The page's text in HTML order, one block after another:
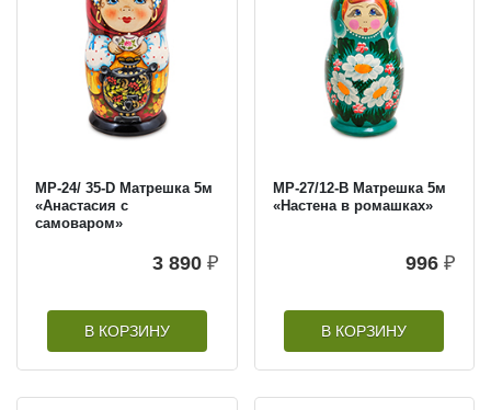
МР-24/ 35-D Матрешка 5м
«Анастасия с
самоваром»
3 890 ₽
В КОРЗИНУ
МР-27/12-B Матрешка 5м
«Настена в ромашках»
996 ₽
В КОРЗИНУ